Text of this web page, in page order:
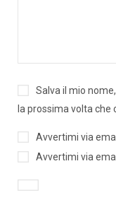
Salva il mio
la prossima volta che
Avvertimi via
Avvertimi via